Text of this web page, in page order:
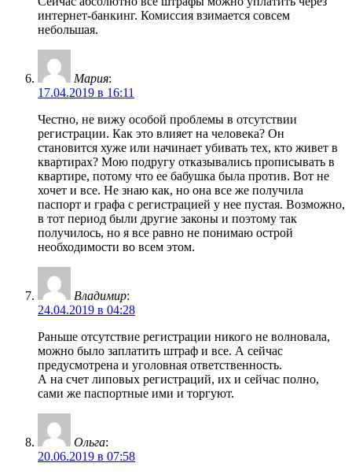
интернет-банкинг. Комиссия взимается совсем
небольшая.
Мария:
17.04.2019 в 16:11
Честно, не вижу особой проблемы в отсутствии
регистрации. Как это влияет на человека? Он
становится хуже или начинает убивать тех, кто живет в
квартирах? Мою подругу отказывались прописывать в
квартире, потому что ее бабушка была против. Вот не
хочет и все. Не знаю как, но она все же получила
паспорт и графа с регистрацией у нее пустая. Возможно,
в тот период были другие законы и поэтому так
получилось, но я все равно не понимаю острой
необходимости во всем этом.
Владимир:
24.04.2019 в 04:28
Раньше отсутствие регистрации никого не волновала,
можно было заплатить штраф и все. А сейчас
предусмотрена и уголовная ответственность.
А на счет липовых регистраций, их и сейчас полно,
сами же паспортные ими и торгуют.
Ольга:
20.06.2019 в 07:58